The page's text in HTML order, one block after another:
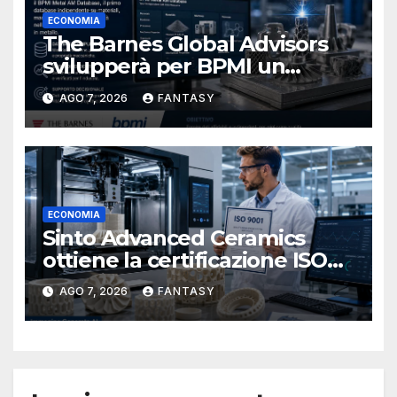
ECONOMIA
The Barnes Global Advisors
svilupperà per BPMI un
database per la stampa 3D
metallica destinata alla filiera
navale statunitense
AGO 7, 2026 FANTASY
ECONOMIA
Sinto Advanced Ceramics
ottiene la certificazione ISO
9001 per la stampa 3D di
ceramiche tecniche
AGO 7, 2026 FANTASY